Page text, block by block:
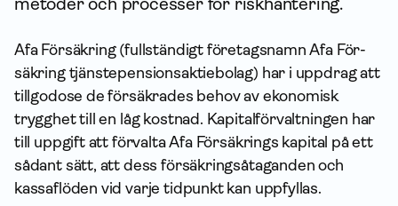
Afa För­säkring (fullständigt företagsnamn Afa För­
säkring tjänste­pensions­aktiebolag) har i uppdrag att
tillgodose de försäkrades behov av ekonomisk
trygghet till en låg kostnad. Kapital­förvaltningen har
till uppgift att förvalta Afa Försäkrings kapital på ett
sådant sätt, att dess försäkringsåtaganden och
kassaflöden vid varje tidpunkt kan uppfyllas.